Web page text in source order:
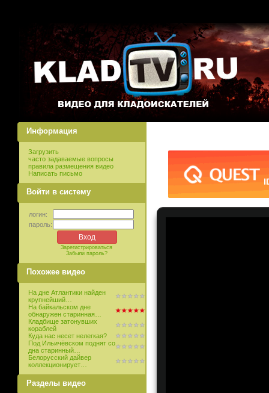
Информация
Загрузить
часто задаваемые вопросы
правила размещения видео
Написать письмо
Войти в систему
логин:
пароль:
Зарегистрироваться
Забыли пароль?
Похожее видео
На дне Атлантики найден
крупнейший…
На байкальском дне
обнаружен старинная…
Кладбище затонувших
кораблей
Куда нас несет нелегкая?
Под Ильичёвском поднят со
дна старинный…
Белорусский дайвер
коллекционирует…
Разделы видео